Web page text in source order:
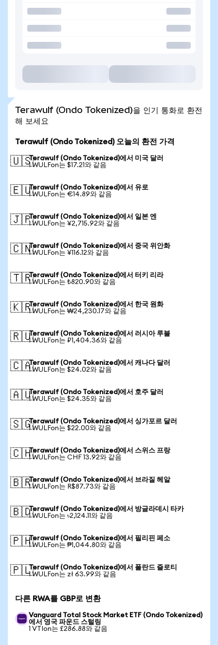
Terawulf (Ondo Tokenized)을 인기 통화로 환전
해 보세요
Terawulf (Ondo Tokenized) 오늘의 환전 가격
🇺🇸Terawulf (Ondo Tokenized)에서 미국 달러
1 WULFon는 $17.21와 같음
🇪🇺Terawulf (Ondo Tokenized)에서 유로
1 WULFon는 €14.89와 같음
🇯🇵Terawulf (Ondo Tokenized)에서 일본 엔
1 WULFon는 ¥2,715.92와 같음
🇨🇳Terawulf (Ondo Tokenized)에서 중국 위안화
1 WULFon는 ¥116.12와 같음
🇹🇷Terawulf (Ondo Tokenized)에서 터키 리라
1 WULFon는 ₺820.90와 같음
🇰🇷Terawulf (Ondo Tokenized)에서 한국 원화
1 WULFon는 ₩24,230.17와 같음
🇷🇺Terawulf (Ondo Tokenized)에서 러시아 루블
1 WULFon는 ₽1,404.36와 같음
🇨🇦Terawulf (Ondo Tokenized)에서 캐나다 달러
1 WULFon는 $24.02와 같음
🇦🇺Terawulf (Ondo Tokenized)에서 호주 달러
1 WULFon는 $24.35와 같음
🇸🇬Terawulf (Ondo Tokenized)에서 싱가포르 달러
1 WULFon는 $22.00와 같음
🇨🇭Terawulf (Ondo Tokenized)에서 스위스 프랑
1 WULFon는 CHF 13.92와 같음
🇧🇷Terawulf (Ondo Tokenized)에서 브라질 헤알
1 WULFon는 R$87.73와 같음
🇧🇩Terawulf (Ondo Tokenized)에서 방글라데시 타카
1 WULFon는 ৳2,124.11와 같음
🇵🇭Terawulf (Ondo Tokenized)에서 필리핀 페소
1 WULFon는 ₱1,044.80와 같음
🇵🇱Terawulf (Ondo Tokenized)에서 폴란드 즐로티
1 WULFon는 zł 63.99와 같음
다른 RWA를 GBP로 변환
Vanguard Total Stock Market ETF (Ondo Tokenized)
에서 영국 파운드 스털링
1 VTIon는 £286.88와 같음